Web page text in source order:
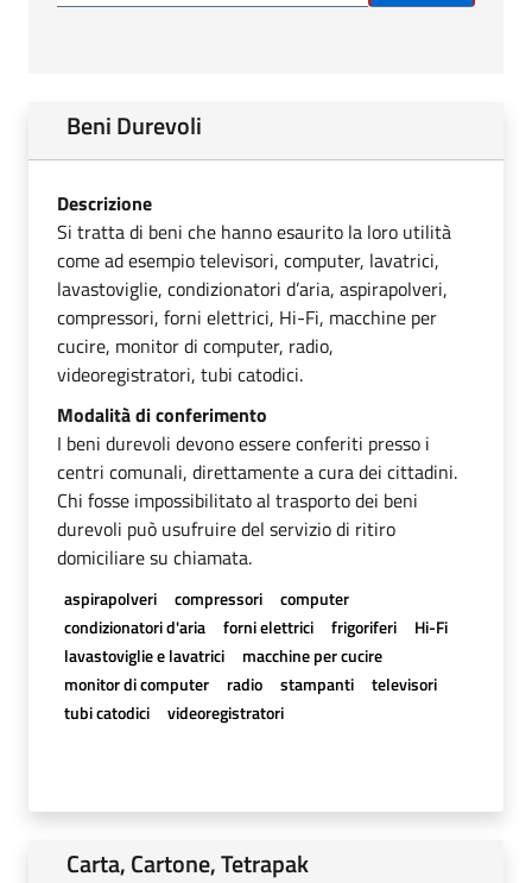
Beni Durevoli
Descrizione
Si tratta di beni che hanno esaurito la loro utilità
come ad esempio televisori, computer, lavatrici,
lavastoviglie, condizionatori d’aria, aspirapolveri,
compressori, forni elettrici, Hi-Fi, macchine per
cucire, monitor di computer, radio,
videoregistratori, tubi catodici.
Modalità di conferimento
I beni durevoli devono essere conferiti presso i
centri comunali, direttamente a cura dei cittadini.
Chi fosse impossibilitato al trasporto dei beni
durevoli può usufruire del servizio di ritiro
domiciliare su chiamata.
aspirapolveri compressori
computer
condizionatori d'aria
forni elettrici frigoriferi
Hi-Fi
lavastoviglie e lavatrici
macchine per cucire
monitor di computer
radio stampanti
televisori
tubi catodici
videoregistratori
Carta, Cartone, Tetrapak